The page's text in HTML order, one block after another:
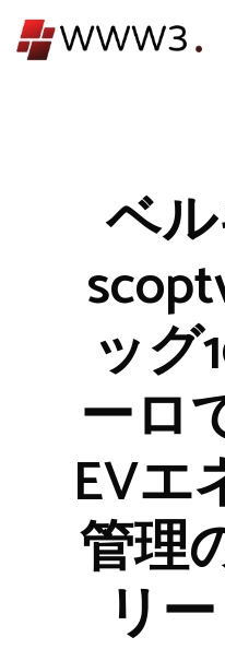
ン
ベ
ッグ
ーロ
EVエ
管理
リ